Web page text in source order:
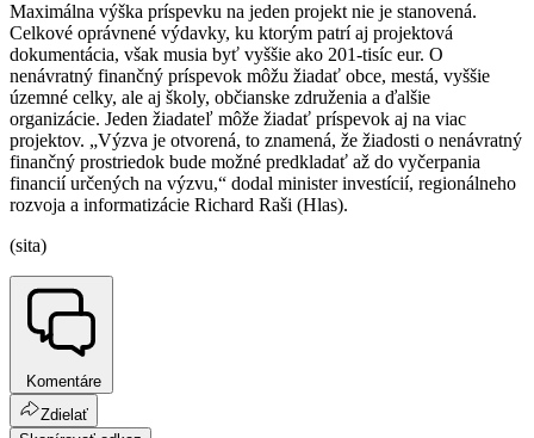
Maximálna výška príspevku na jeden projekt nie je stanovená.
Celkové oprávnené výdavky, ku ktorým patrí aj projektová
dokumentácia, však musia byť vyššie ako 201-tisíc eur. O
nenávratný finančný príspevok môžu žiadať obce, mestá, vyššie
územné celky, ale aj školy, občianske združenia a ďalšie
organizácie. Jeden žiadateľ môže žiadať príspevok aj na viac
projektov. „Výzva je otvorená, to znamená, že žiadosti o nenávratný
finančný prostriedok bude možné predkladať až do vyčerpania
financií určených na výzvu,“ dodal minister investícií, regionálneho
rozvoja a informatizácie Richard Raši (Hlas).
(sita)
Komentáre
Zdielať